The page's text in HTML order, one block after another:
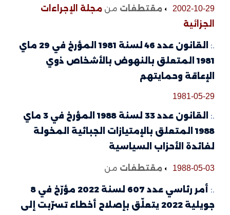
2002-10-29 مقتطفات من مجلة الإجراءات
الجزائية
القانون عدد 46 لسنة 1981 المؤرخ في 29 ماي
1981 المتعلق بالنهوض بالأشخاص ذوي
الإعاقة وحمايتهم
1981-05-29
القانون عدد 33 لسنة 1988 المؤرخ في 3 ماي
1988 المتعلق بالإمتيازات الجبائية المخولة
لفائدة الأحزاب السياسية
1988-05-03 مقتطفات من
أمر رئاسي عدد 607 لسنة 2022 مؤرّخ في 8
جويلية 2022 يتعلّق بإصلاح أخطاء تسرّبت إلى